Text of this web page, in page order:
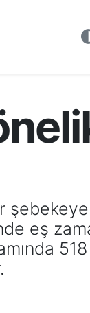
şebekeye
eş